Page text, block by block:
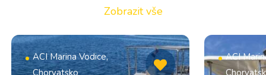
Zobrazit vše
ACI Marina Vodice,
Chorvatsko
ACI